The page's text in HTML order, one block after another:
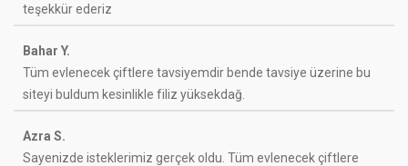
teşekkür ederiz
Bahar Y.
Tüm evlenecek çiftlere tavsiyemdir bende tavsiye üzerine bu
siteyi buldum kesinlikle filiz yüksekdağ.
Azra S.
Sayenizde isteklerimiz gerçek oldu. Tüm evlenecek çiftlere